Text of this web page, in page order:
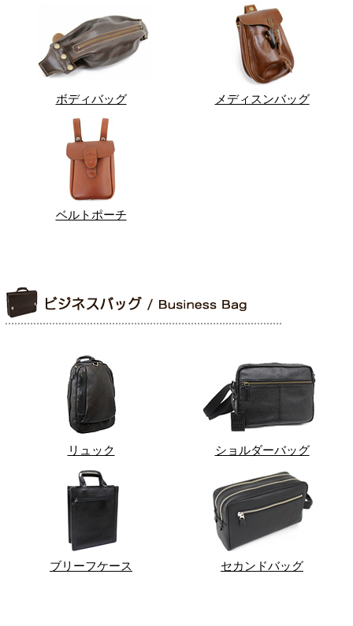
ボディバッグ メディスンバッグ
ベルトポーチ
リュック ショルダーバッグ
ブリーフケース セカンドバッグ